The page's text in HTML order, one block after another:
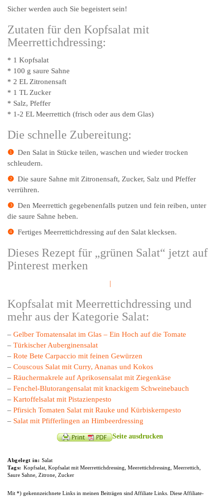
Sicher werden auch Sie begeistert sein!
Zutaten für den Kopfsalat mit
Meerrettichdressing:
* 1 Kopfsalat
* 100 g saure Sahne
* 2 EL Zitronensaft
* 1 TL Zucker
* Salz, Pfeffer
* 1-2 EL Meerrettich (frisch oder aus dem Glas)
Die schnelle Zubereitung:
❶ Den Salat in Stücke teilen, waschen und wieder trocken
schleudern.
❷ Die saure Sahne mit Zitronensaft, Zucker, Salz und Pfeffer
verrühren.
❸ Den Meerrettich gegebenenfalls putzen und fein reiben, unter
die saure Sahne heben.
❹ Fertiges Meerrettichdressing auf den Salat klecksen.
Dieses Rezept für „grünen Salat“ jetzt auf
Pinterest merken
|
Kopfsalat mit Meerrettichdressing und
mehr aus der Kategorie Salat:
– Gelber Tomatensalat im Glas – Ein Hoch auf die Tomate
– Türkischer Auberginensalat
– Rote Bete Carpaccio mit feinen Gewürzen
– Couscous Salat mit Curry, Ananas und Kokos
– Räuchermakrele auf Aprikosensalat mit Ziegenkäse
– Fenchel-Blutorangensalat mit knackigem Schweinebauch
– Kartoffelsalat mit Pistazienpesto
– Pfirsich Tomaten Salat mit Rauke und Kürbiskernpesto
– Salat mit Pfifferlingen an Himbeerdressing
Seite ausdrucken
Abgelegt in: Salat
Tags: Kopfsalat, Kopfsalat mit Meerrettichdressing Meerettichdressing Meerrettich
Saure Sahne Zitrone Zucker
Mit *) gekennzeichnete Links in meinen Beiträgen sind Affiliate Links. Diese Affiliate-